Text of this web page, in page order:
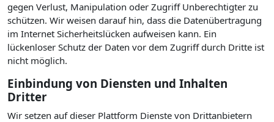
gegen Verlust, Manipulation oder Zugriff Unberechtigter zu
schützen. Wir weisen darauf hin, dass die Datenübertragung
im Internet Sicherheitslücken aufweisen kann. Ein
lückenloser Schutz der Daten vor dem Zugriff durch Dritte ist
nicht möglich.
Einbindung von Diensten und Inhalten
Dritter
Wir setzen auf dieser Plattform Dienste von Drittanbietern